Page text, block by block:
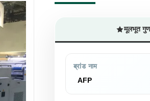
मूलभूत
ब्रांड नाम
AFP